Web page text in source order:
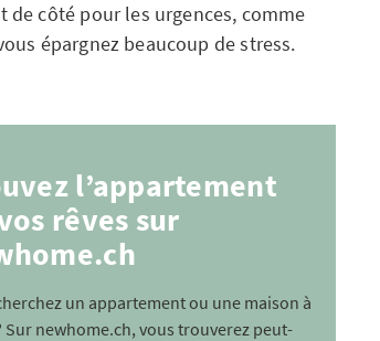
de côté pour les urgences, comme
épargnez beaucoup de stress.
l’appartement
rêves sur
un appartement ou une maison à
Sur newhome.ch, vous trouverez peut-